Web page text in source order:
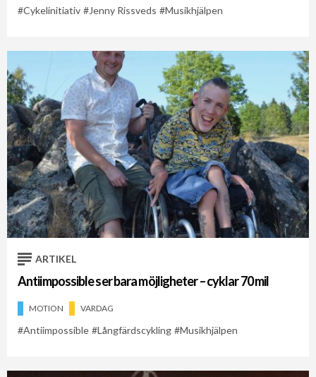
Cykelinitiativ Jenny Rissveds Musikhjälpen
ARTIKEL
Antiimpossible ser bara möjligheter – cyklar 70 mil
MOTION VARDAG
Antiimpossible Långfärdscykling Musikhjälpen